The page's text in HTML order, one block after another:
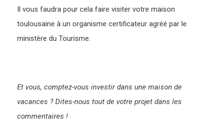
Il vous faudra pour cela faire visiter votre maison
toulousaine à un organisme certificateur agréé par le
ministère du Tourisme.
Et vous, comptez-vous investir dans une maison de
vacances ? Dites-nous tout de votre projet dans les
commentaires !